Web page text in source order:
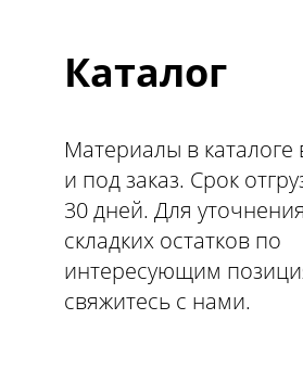
Каталог
Материалы в каталоге
и под заказ. Срок
30 дней. Для
складких остатков по
интересующим
свяжитесь с нами.